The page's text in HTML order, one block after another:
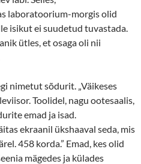
laboratoorium-morgis olid
isikut ei suudetud tuvastada.
ütles, et osaga oli nii
nimetut sõdurit. „Väikeses
Toolidel, nagu ootesaalis,
emad ja isad.
ekraanil ükshaaval seda, mis
458 korda.” Emad, kes olid
mägedes ja külades